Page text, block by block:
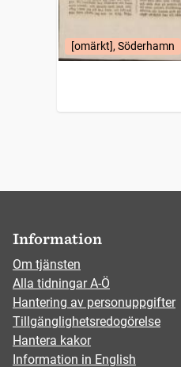
[omärkt], Söderhamn
Information
Om tjänsten
Alla tidningar A-Ö
Hantering av personuppgifter
Tillgänglighetsredogörelse
Hantera kakor
Information in English